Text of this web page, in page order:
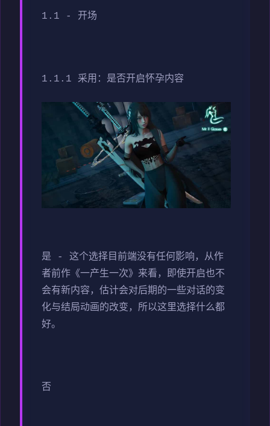
1.1 - 开场
1.1.1 采用：是否开启怀孕内容
是 - 这个选择目前端没有任何影响，从作
者前作《一产生一次》来看，即使开启也不
会有新内容，估计会对后期的一些对话的变
化与结局动画的改变，所以这里选择什么都
好。
否